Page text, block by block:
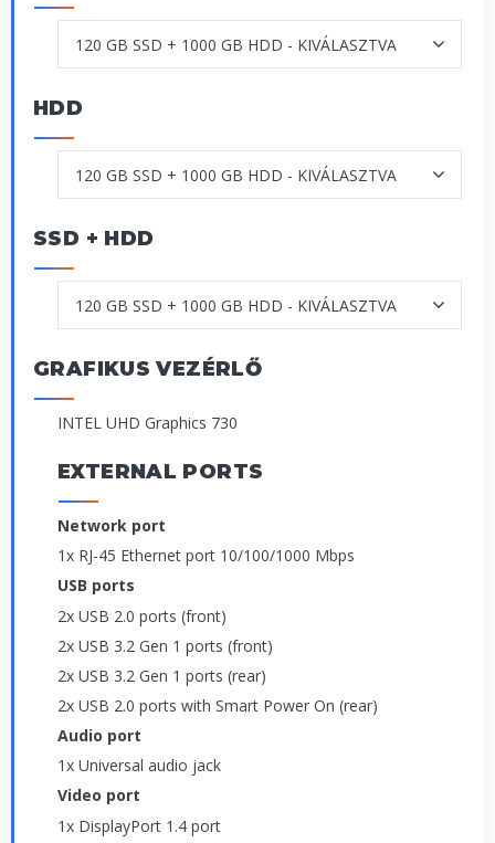
HDD
SSD + HDD
GRAFIKUS VEZÉRLŐ
INTEL UHD Graphics 730
EXTERNAL PORTS
Network port
1x RJ-45 Ethernet port 10/100/1000 Mbps
USB ports
2x USB 2.0 ports (front)
2x USB 3.2 Gen 1 ports (front)
2x USB 3.2 Gen 1 ports (rear)
2x USB 2.0 ports with Smart Power On (rear)
Audio port
1x Universal audio jack
Video port
1x DisplayPort 1.4 port